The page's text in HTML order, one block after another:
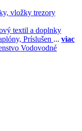
vložky trezory
textil a doplnky
Príslušen ... viac
Vodovodné